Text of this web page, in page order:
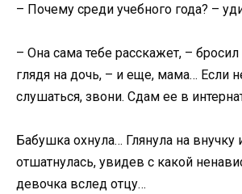
– Почему среди учебного года? –
– Она сама тебе расскажет, –
глядя на дочь, – и еще, мама… Если
слушаться, звони. Сдам ее в
Бабушка охнула… Глянула на внучку
отшатнулась, увидев с какой
девочка вслед отцу…